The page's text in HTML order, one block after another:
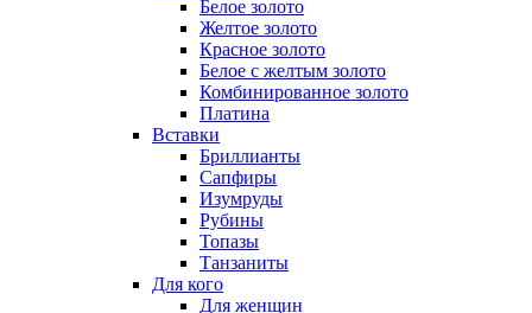
Белое золото
Желтое золото
Красное золото
Белое с желтым золото
Комбинированное золото
Платина
Вставки
Бриллианты
Сапфиры
Изумруды
Рубины
Топазы
Танзаниты
Для кого
Для женщин